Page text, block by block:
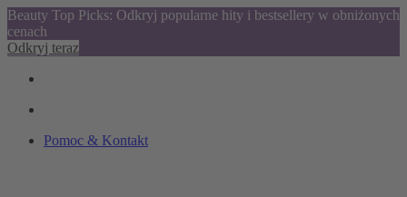
Beauty Top Picks: Odkryj popularne hity i bestsellery w obniżonych
cenach
Odkryj teraz
Pomoc & Kontakt